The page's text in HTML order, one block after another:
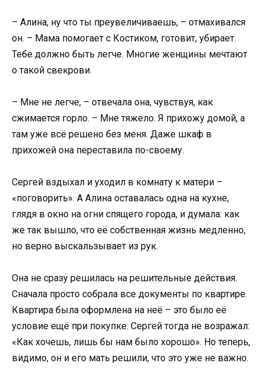
– Алина, ну что ты преувеличиваешь, – отмахивался
он. – Мама помогает с Костиком, готовит, убирает.
Тебе должно быть легче. Многие женщины мечтают
о такой свекрови.
– Мне не легче, – отвечала она, чувствуя, как
сжимается горло. – Мне тяжело. Я прихожу домой, а
там уже всё решено без меня. Даже шкаф в
прихожей она переставила по-своему.
Сергей вздыхал и уходил в комнату к матери –
«поговорить». А Алина оставалась одна на кухне,
глядя в окно на огни спящего города, и думала: как
же так вышло, что её собственная жизнь медленно,
но верно выскальзывает из рук.
Она не сразу решилась на решительные действия.
Сначала просто собрала все документы по квартире.
Квартира была оформлена на неё – это было её
условие ещё при покупке. Сергей тогда не возражал:
«Как хочешь, лишь бы нам было хорошо». Но теперь,
видимо, он и его мать решили, что это уже не важно.